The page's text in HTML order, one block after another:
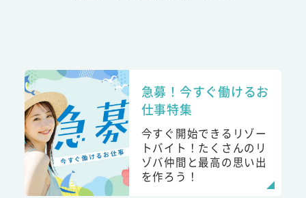
急募！今すぐ働けるお
仕事特集
今すぐ開始できるリゾー
トバイト！たくさんのリ
ゾバ仲間と最高の思い出
を作ろう！